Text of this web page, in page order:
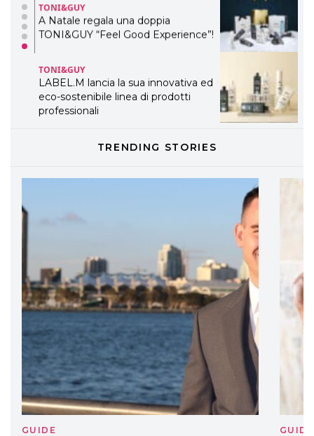
TONI&GUY
A Natale regala una doppia
TONI&GUY “Feel Good Experience”!
TONI&GUY
LABEL.M lancia la sua innovativa ed
eco-sostenibile linea di prodotti
professionali
Davines presenta cofanetti beauty
ogni capello
TRENDING STORIES
GUIDE GUIDE